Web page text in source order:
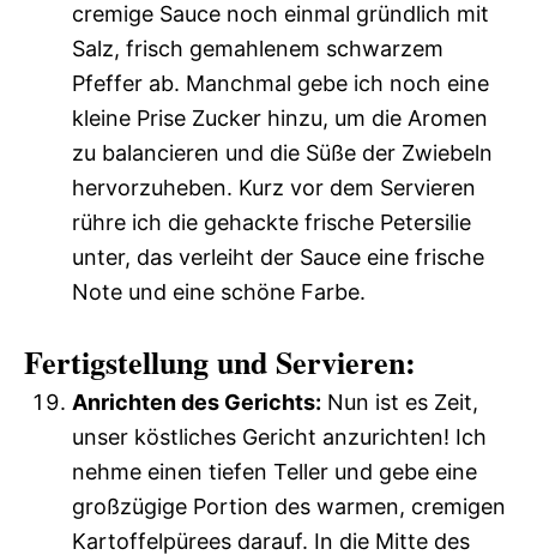
cremige Sauce noch einmal gründlich mit
Salz, frisch gemahlenem schwarzem
Pfeffer ab. Manchmal gebe ich noch eine
kleine Prise Zucker hinzu, um die Aromen
zu balancieren und die Süße der Zwiebeln
hervorzuheben. Kurz vor dem Servieren
rühre ich die gehackte frische Petersilie
unter, das verleiht der Sauce eine frische
Note und eine schöne Farbe.
Fertigstellung und Servieren:
Anrichten des Gerichts: Nun ist es Zeit,
unser köstliches Gericht anzurichten! Ich
nehme einen tiefen Teller und gebe eine
großzügige Portion des warmen, cremigen
Kartoffelpürees darauf. In die Mitte des